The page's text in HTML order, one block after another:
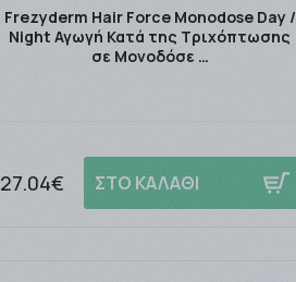
Frezyderm Hair Force Monodose Day /
Night Αγωγή Κατά της Τριχόπτωσης
σε Μονοδόσε …
27.04€ ΣΤΟ ΚΑΛΑΘΙ